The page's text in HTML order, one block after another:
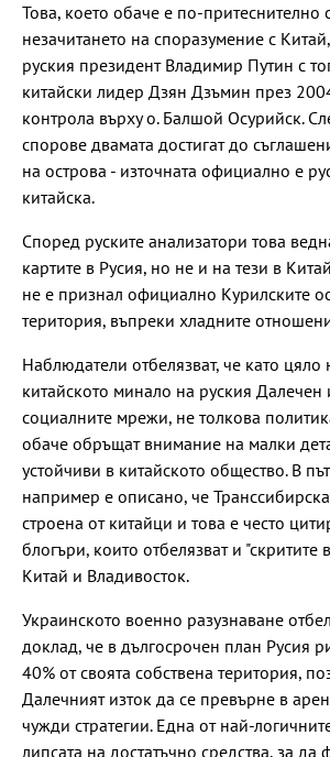
Това, което обаче е по-притеснително
незачитането на споразумение с
руския президент Владимир Путин с
китайски лидер Дзян Дзъмин през
контрола върху о. Балшой Осурийск.
спорове двамата достигат до
на острова - източната официално е
китайска.
Според руските анализатори това
картите в Русия, но не и на тези в
не е признал официално Курилските
територия, въпреки хладните
Наблюдатели отбелязват, че като цяло
китайското минало на руския Далечен
социалните мрежи, не толкова
обаче обръщат внимание на малки
устойчиви в китайското общество. В
например е описано, че
строена от китайци и това е често
блогъри, които отбелязват и "скритите
Китай и Владивосток.
Украинското военно разузнаване
доклад, че в дългосрочен план Русия
40% от своята собствена територия,
Далечният изток да се превърне в
чужди стратегии. Една от най-
липсата на достатъчно средства, за да